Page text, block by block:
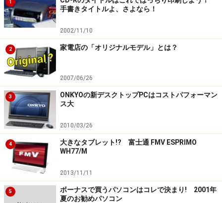
1
手書きタイトルよ、さよなら！
2002/11/10
2 家電店の「オリジナルモデル」とは？
2007/06/26
3
ONKYOの新デスクトップPCはコストパフォーマン
ス大
2010/03/26
4
大きなタブレット!? 富士通 FMV ESPRIMO
WH77/M
2013/11/11
5
ボーナスで買うパソコンはコレで決まり! 2001年
夏のお勧めパソコン